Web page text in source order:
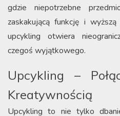
gdzie niepotrzebne
zaskakującą funkcję i
upcykling otwiera
czegoś wyjątkowego.
Upcykling –
Kreatywnością
Upcykling to nie tylko